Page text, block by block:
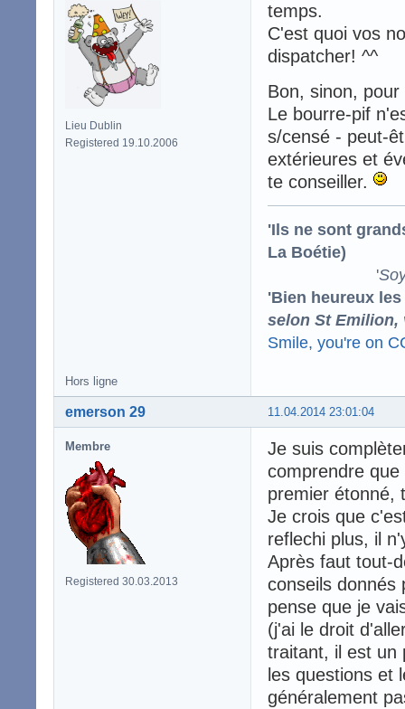
Lieu Dublin
Registered 19.10.2006
temps.
C'est quoi vos
dispatcher! ^^
Bon, sinon,
Le bourre-pif
s/censé - peut-
extérieures et
te conseiller.
'Ils ne sont
La Boétie)
'
'Bien heureux
selon St Emilion,
Smile, you're on
Hors ligne
11.04.2014 23:01:04
emerson 29
Membre
Registered 30.03.2013
Je suis
comprendre
premier étonné,
Je crois que
reflechi plus, il
Après faut tout-
conseils donnés
pense que je
(j'ai le droit
traitant, il est un
les questions et
généralement